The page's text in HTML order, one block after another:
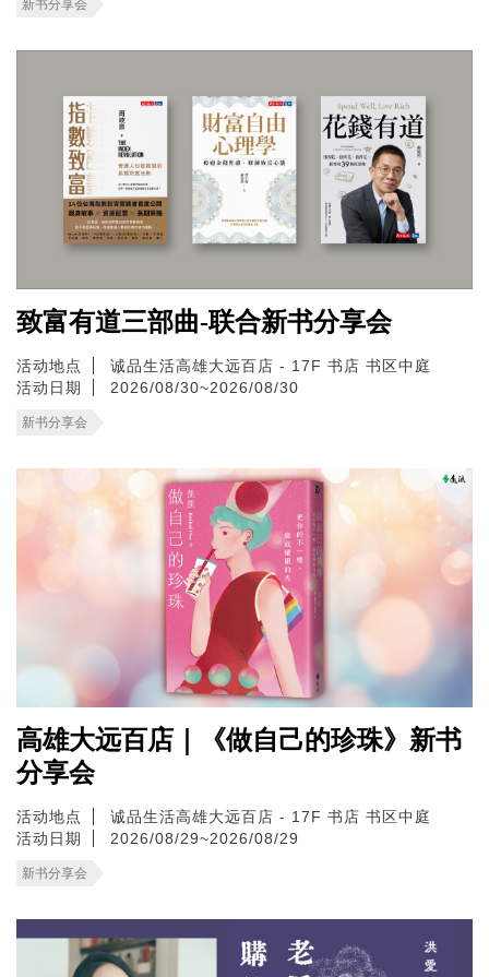
新书分享会
致富有道三部曲-联合新书分享会
活动地点
诚品生活高雄大远百店 - 17F 书店 书区中庭
活动日期
2026/08/30~2026/08/30
新书分享会
高雄大远百店｜《做自己的珍珠》新书
分享会
活动地点
诚品生活高雄大远百店 - 17F 书店 书区中庭
活动日期
2026/08/29~2026/08/29
新书分享会